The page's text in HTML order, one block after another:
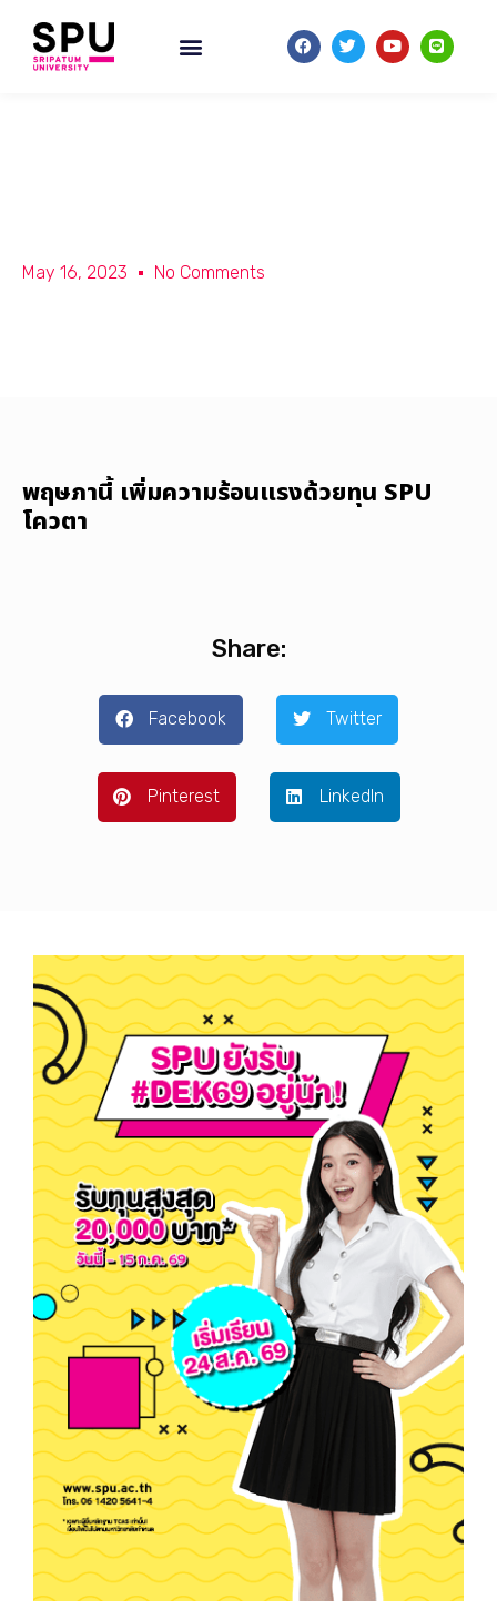
May 16, 2023 No Comments
พฤษภานี้ เพิ่มความร้อนแรงด้วยทุน SPU
โควตา
Share:
Facebook Twitter
Pinterest LinkedIn